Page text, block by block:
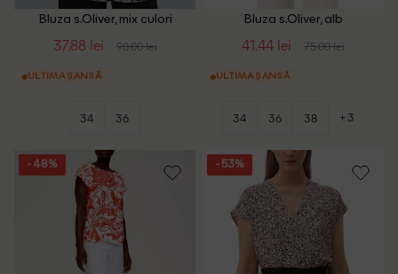
Bluza s.Oliver, mix culori
37.88 lei 98.00 lei
ULTIMA ȘANSĂ
34 36
Bluza s.Oliver, alb
41.44 lei 75.00 lei
ULTIMA ȘANSĂ
34 36 38 +3
- 48% - 53%